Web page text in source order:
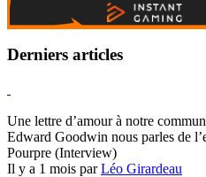
Derniers articles
Une lettre d’amour à notre
Edward Goodwin nous parles de
Pourpre (Interview)
Il y a 1 mois parLéo Girardeau